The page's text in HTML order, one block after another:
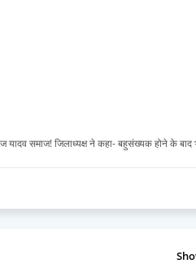
यादव समाज! जिलाध्यक्ष ने कहा- बहुसंख्यक होने के बाद